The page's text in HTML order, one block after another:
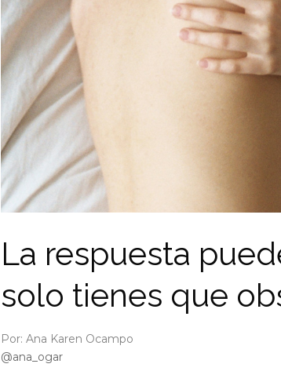
La respuesta
solo tienes que
Por: Ana Karen Ocampo
@ana_ogar